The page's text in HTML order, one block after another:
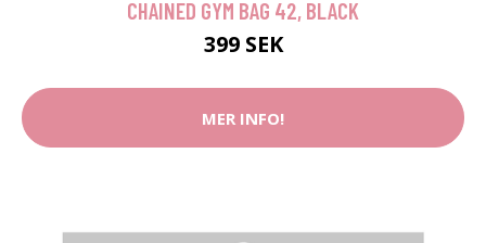
CHAINED GYM BAG 42, BLACK
399 SEK
MER INFO!